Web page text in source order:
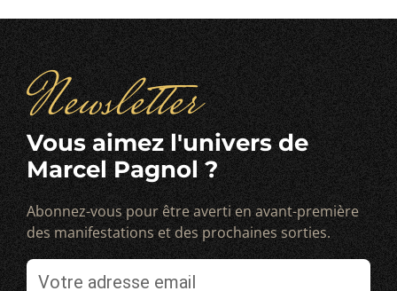
Newsletter
Vous aimez l'univers de
Marcel Pagnol ?
Abonnez-vous pour être averti en avant-première
des manifestations et des prochaines sorties.